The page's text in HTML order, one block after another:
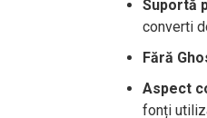
Suportă
converti
Fără
Aspect
fonți